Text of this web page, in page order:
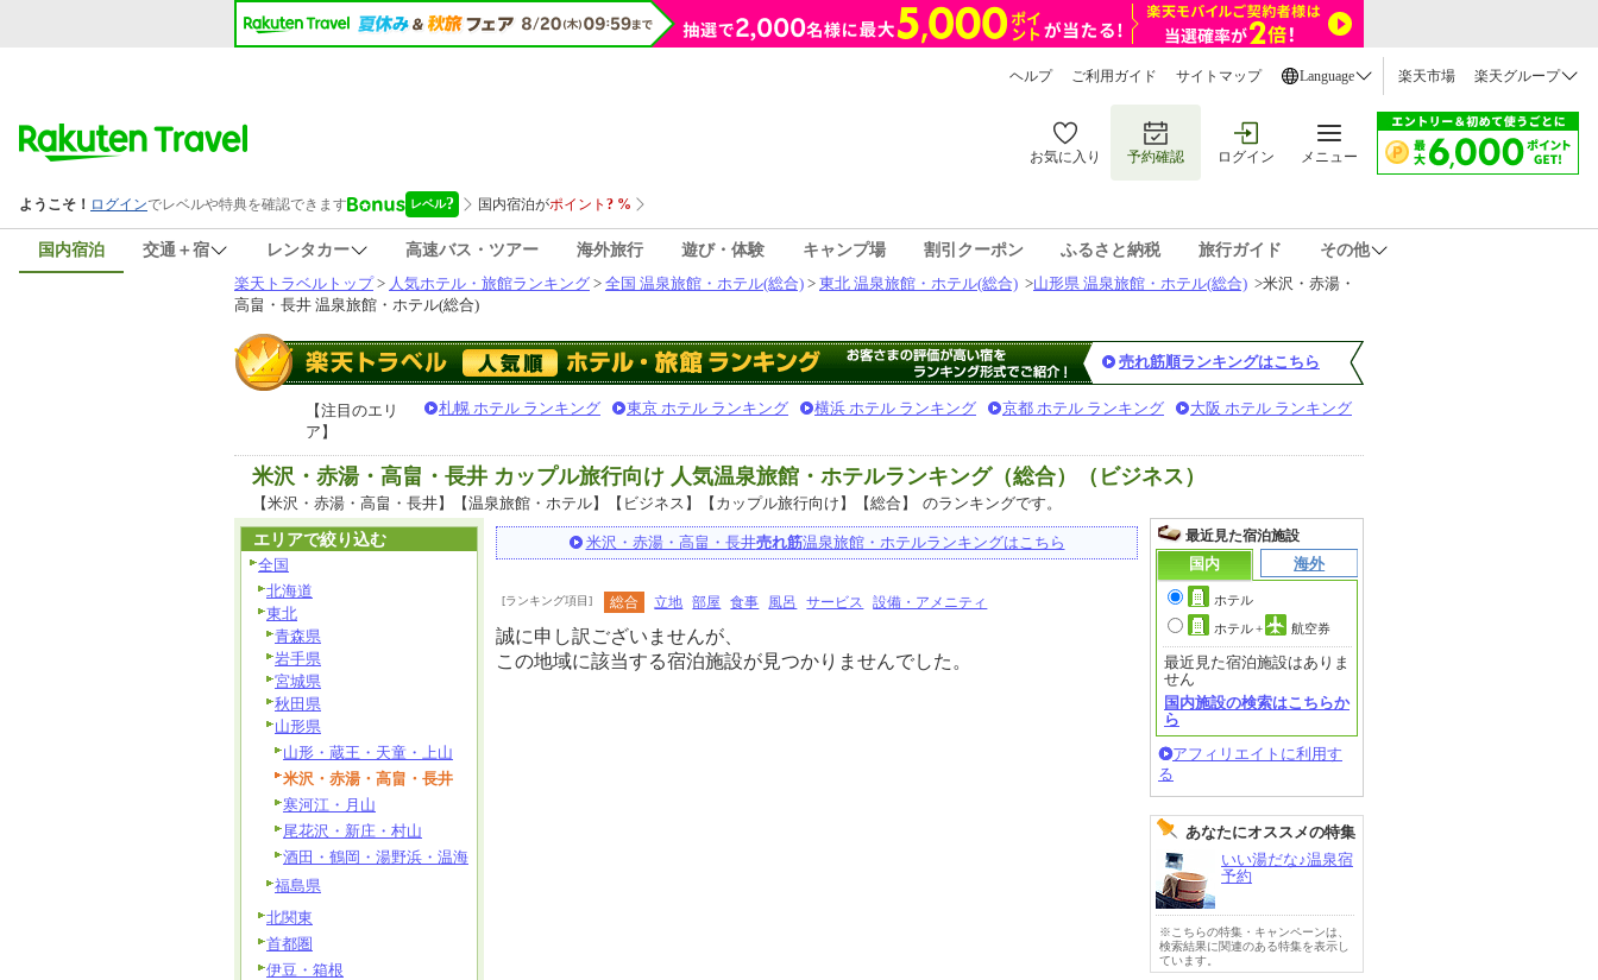
ヘルプ ご利用ガイド サイトマップ Language 楽天市場 楽天グループ
お気に入り 予約確認 ログイン メニュー
国内宿泊 交通＋宿 レンタカー 高速バス・ツアー 海外旅行 遊び・体験 キャンプ場 割引クーポン ふるさと納税 旅行ガイド
その他
楽天トラベルトップ> 人気ホテル・旅館ランキング > 全国 温泉旅館・ホテル(総合) > 東北 温泉旅館・ホテル(総合) >山形県 温泉旅館・ホテル(総合) >米沢・赤湯・
高畠・長井 温泉旅館・ホテル(総合)
売れ筋順ランキングはこちら
【注目のエリ
ア】
札幌 ホテル ランキング 東京 ホテル ランキング 横浜 ホテル ランキング 京都 ホテル ランキング 大阪 ホテル ランキング
米沢・赤湯・高畠・長井 カップル旅行向け 人気温泉旅館・ホテルランキング（総合）（ビジネス）
【米沢・赤湯・高畠・長井】【温泉旅館・ホテル】【ビジネス】【カップル旅行向け】【総合】 のランキングです。
米沢・赤湯・高畠・長井売れ筋温泉旅館・ホテルランキングはこちら
[ランキング項目] 総合 立地 部屋 食事 風呂 サービス 設備・アメニティ
誠に申し訳ございませんが、
この地域に該当する宿泊施設が見つかりませんでした。
最近見た宿泊施設
国内
海外
ホテル
ホテル+ 航空券
最近見た宿泊施設はありま
せん
国内施設の検索はこちらか
ら
アフィリエイトに利用す
る
あなたにオススメの特集
いい湯だな♪温泉宿
予約
※こちらの特集・キャンペーンは、
検索結果に関連のある特集を表示し
ています。
エリアで絞り込む
全国
北海道
東北
青森県
岩手県
宮城県
秋田県
山形県
山形・蔵王・天童・上山
米沢・赤湯・高畠・長井
寒河江・月山
尾花沢・新庄・村山
酒田・鶴岡・湯野浜・温海
福島県
北関東
首都圏
伊豆・箱根